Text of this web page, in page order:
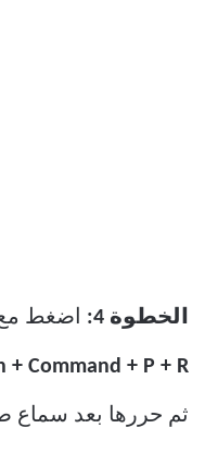
الخطوة 4: اضغط
+ Command + P + R
ثم حررها بعد سماع